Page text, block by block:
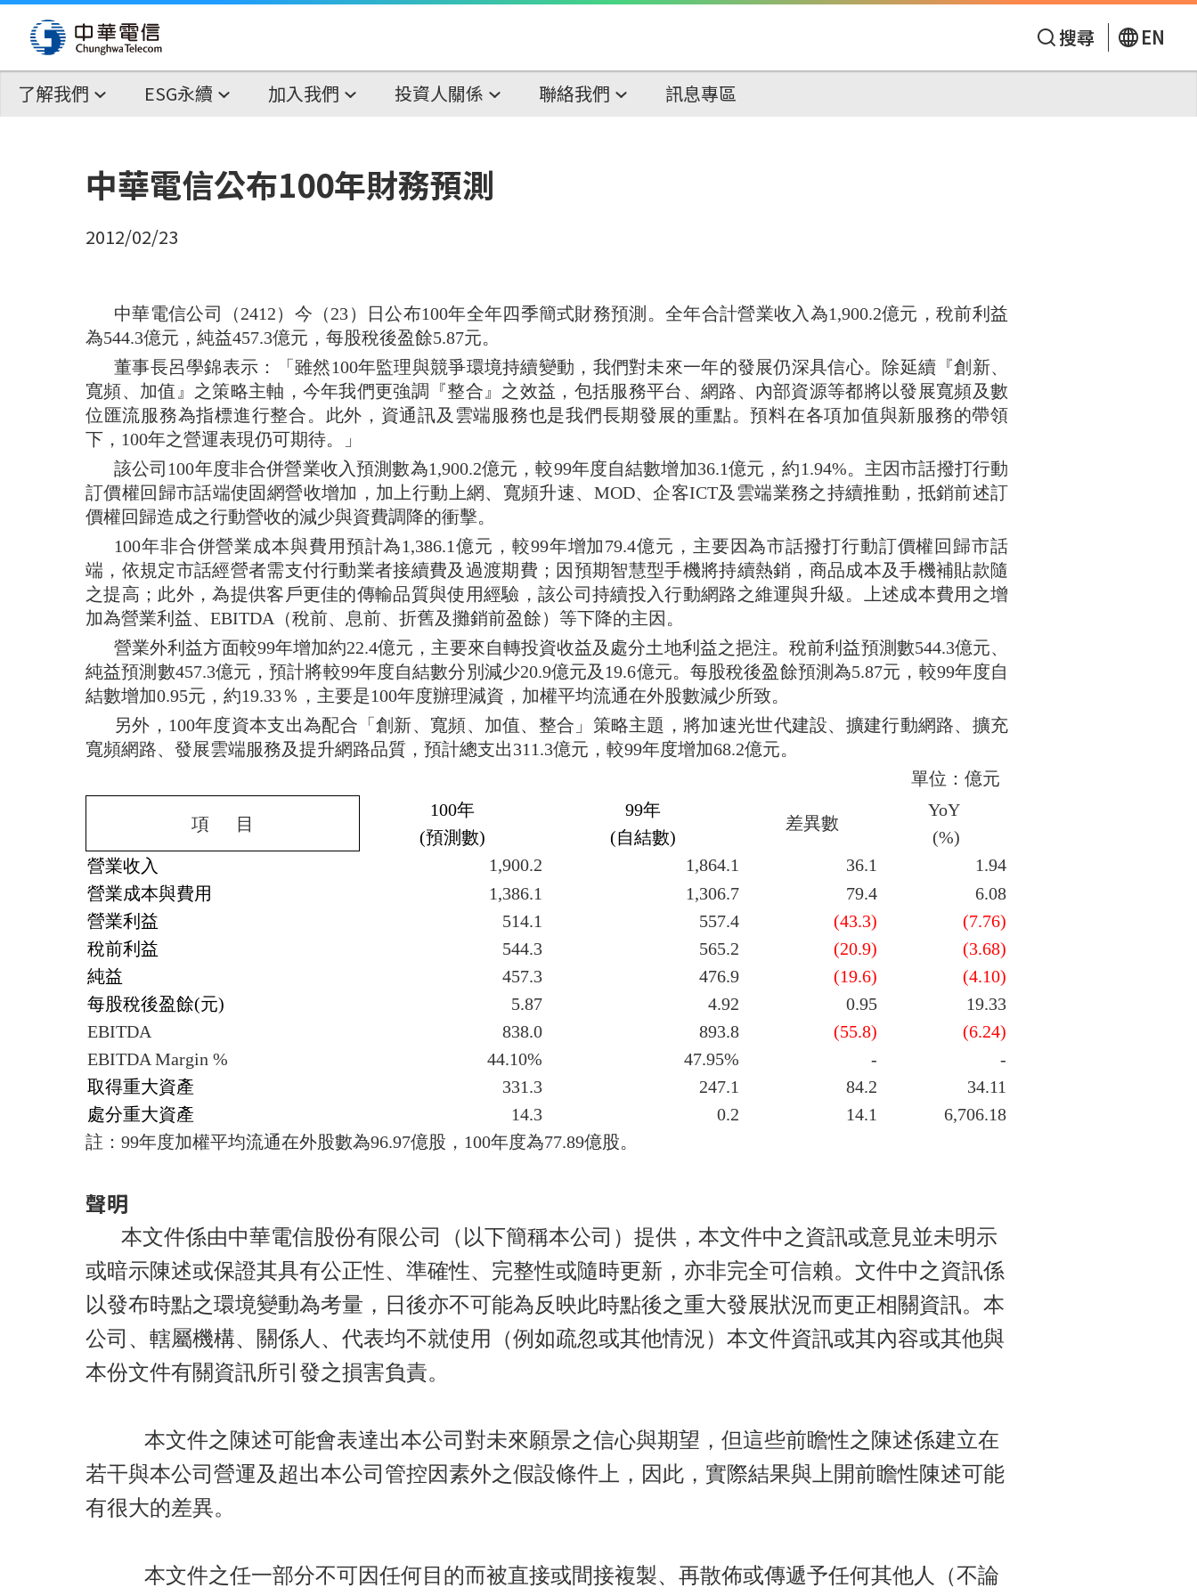
搜尋 EN
了解我們 ESG永續 加入我們 投資人關係 聯絡我們 訊息專區
中華電信公布100年財務預測
2012/02/23
中華電信公司（2412）今（23）日公布100年全年四季簡式財務預測。全年合計營業收入為1,900.2億元，稅前利益
為544.3億元，純益457.3億元，每股稅後盈餘5.87元。
董事長呂學錦表示：「雖然100年監理與競爭環境持續變動，我們對未來一年的發展仍深具信心。除延續『創新、
寬頻、加值』之策略主軸，今年我們更強調『整合』之效益，包括服務平台、網路、內部資源等都將以發展寬頻及數
位匯流服務為指標進行整合。此外，資通訊及雲端服務也是我們長期發展的重點。預料在各項加值與新服務的帶領
下， 100年之營運表現仍可期待。」
該公司 100年度非合併營業收入預測數為1,900.2億元，較99年度自結數增加36.1億元，約1.94%。主因市話撥打行動
訂價權回歸市話端使固網營收增加，加上行動上網、寬頻升速、 MOD、企客ICT及雲端業務之持續推動，抵銷前述訂
價權回歸造成之行動營收的減少與資費調降的衝擊。
100年非合併營業成本與費用預計為1,386.1億元，較99年增加79.4億元，主要因為市話撥打行動訂價權回歸市話
端，依規定市話經營者需支付行動業者接續費及過渡期費；因預期智慧型手機將持續熱銷，商品成本及手機補貼款隨
之提高；此外，為提供客戶更佳的傳輸品質與使用經驗，該公司持續投入行動網路之維運與升級。上述成本費用之增
加為營業利益、 EBITDA （稅前、息前、折舊及攤銷前盈餘）等下降的主因。
營業外利益方面較99年增加約22.4億元，主要來自轉投資收益及處分土地利益之挹注。稅前利益預測數544.3億元、
純益預測數457.3億元，預計將較99年度自結數分別減少20.9億元及 19.6億元。每股稅後盈餘預測為5.87元，較99年度自
結數增加0.95元，約19.33％，主要是100年度辦理減資，加權平均流通在外股數減少所致。
另外， 100年度資本支出為配合「創新、寬頻、加值、整合」策略主題，將加速光世代建設、擴建行動網路、擴充
寬頻網路、發展雲端服務及提升網路品質，預計總支出311.3億元，較99年度增加68.2億元。
單位：億元
項 目
100年
(預測數)
99年
(自結數)
差異數
YoY
(%)
營業收入
1,900.2 1,864.1 36.1
1.94
營業成本與費用
1,386.1 1,306.7 79.4
6.08
營業利益
514.1 557.4 (43.3)
(7.76)
稅前利益
544.3 565.2 (20.9)
(3.68)
純益
457.3 476.9 (19.6)
(4.10)
每股稅後盈餘(元) 5.87 4.92 0.95
19.33
EBITDA
838.0 893.8 (55.8)
(6.24)
EBITDA Margin %
44.10% 47.95% -
-
取得重大資產
331.3 247.1 84.2
34.11
處分重大資產
14.3 0.2 14.1
6,706.18
註： 99年度加權平均流通在外股數為96.97億股， 100年度為77.89億股。
聲明
本文件係由中華電信股份有限公司（以下簡稱本公司）提供，本文件中之資訊或意見並未明示
或暗示陳述或保證其具有公正性、準確性、完整性或隨時更新，亦非完全可信賴。文件中之資訊係
以發布時點之環境變動為考量，日後亦不可能為反映此時點後之重大發展狀況而更正相關資訊。本
公司、轄屬機構、關係人、代表均不就使用（例如疏忽或其他情況）本文件資訊或其內容或其他與
本份文件有關資訊所引發之損害負責。
本文件之陳述可能會表達出本公司對未來願景之信心與期望，但這些前瞻性之陳述係建立在
若干與本公司營運及超出本公司管控因素外之假設條件上，因此，實際結果與上開前瞻性陳述可能
有很大的差異。
本文件之任一部分不可因任何目的而被直接或間接複製、再散佈或傳遞予任何其他人（不論